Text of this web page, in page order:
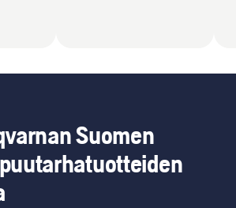
Suomen